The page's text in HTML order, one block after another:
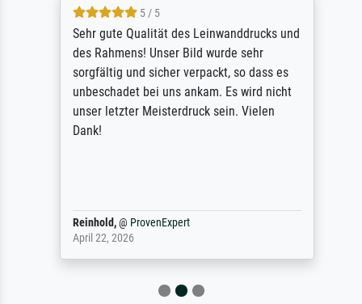
5 / 5
Sehr gute Qualität des Leinwanddrucks und
des Rahmens! Unser Bild wurde sehr
sorgfältig und sicher verpackt, so dass es
unbeschadet bei uns ankam. Es wird nicht
unser letzter Meisterdruck sein. Vielen
Dank!
Reinhold,@ProvenExpert
April 22, 2026